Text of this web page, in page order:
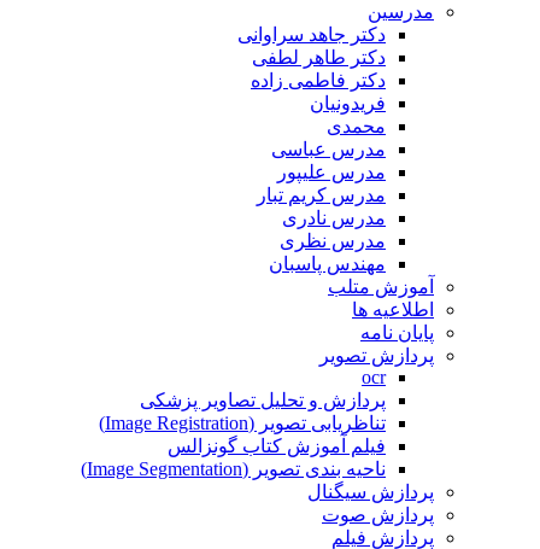
مدرسین
دکتر جاهد سراوانی
دکتر طاهر لطفی
دکتر فاطمی زاده
فریدونیان
محمدی
مدرس عباسی
مدرس علیپور
مدرس کریم تبار
مدرس نادری
مدرس نظری
مهندس پاسبان
آموزش متلب
اطلاعیه ها
پایان نامه
پردازش تصویر
ocr
پردازش و تحلیل تصاویر پزشکی
تناظریابی تصویر (Image Registration)
فیلم آموزش کتاب گونزالس
ناحیه بندی تصویر (Image Segmentation)
پردازش سیگنال
پردازش صوت
پردازش فیلم